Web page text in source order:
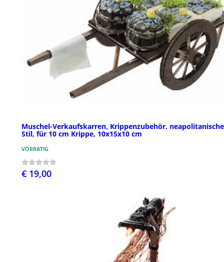
Muschel-Verkaufskarren, Krippenzubehör,
Stil, für 10 cm Krippe, 10x15x10 cm
VORRÄTIG
€ 19,00